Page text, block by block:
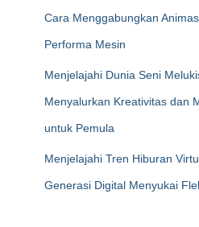
Cara Menggabungkan
Performa Mesin
Menjelajahi Dunia Seni
Menyalurkan Kreativitas dan
untuk Pemula
Menjelajahi Tren Hiburan
Generasi Digital Menyukai